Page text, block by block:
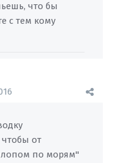
что бы
с тем кому
от
по морям"